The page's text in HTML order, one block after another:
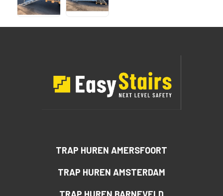
TRAP HUREN AMERSFOORT
TRAP HUREN AMSTERDAM